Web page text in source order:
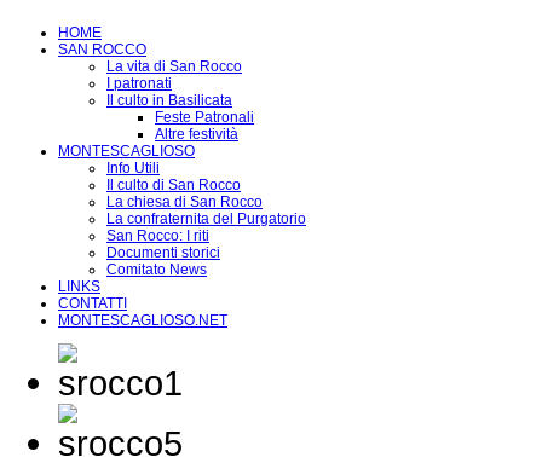
HOME
SAN ROCCO
La vita di San Rocco
I patronati
Il culto in Basilicata
Feste Patronali
Altre festività
MONTESCAGLIOSO
Info Utili
Il culto di San Rocco
La chiesa di San Rocco
La confraternita del Purgatorio
San Rocco: I riti
Documenti storici
Comitato News
LINKS
CONTATTI
MONTESCAGLIOSO.NET